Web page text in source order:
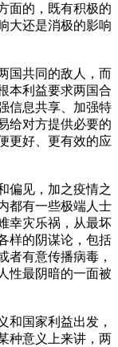
面的，既有积极的
大还是消极的影响
国共同的敌人，而
本利益要求两国合
信息共享、加强特
给对方提供必要的
更好、更有效的应
偏见，加之疫情之
都有一些极端人士
幸灾乐祸，从最坏
样的阴谋论，包括
者有意传播病毒，
性最阴暗的一面被
和国家利益出发，
种意义上来讲，两